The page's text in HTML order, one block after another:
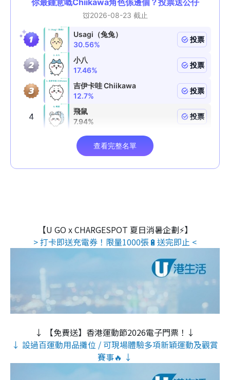
【U GO x CHARGESPOT 夏日消暑企劃⚡】
> 打卡即送充電券！限量1000張🔋送完即止 <
↓ 【免費送】香港運動節2026電子門票！↓
↓ 設過百運動用品攤位 / 可現場體驗多項新穎運動及觀賞
賽事🔥 ↓